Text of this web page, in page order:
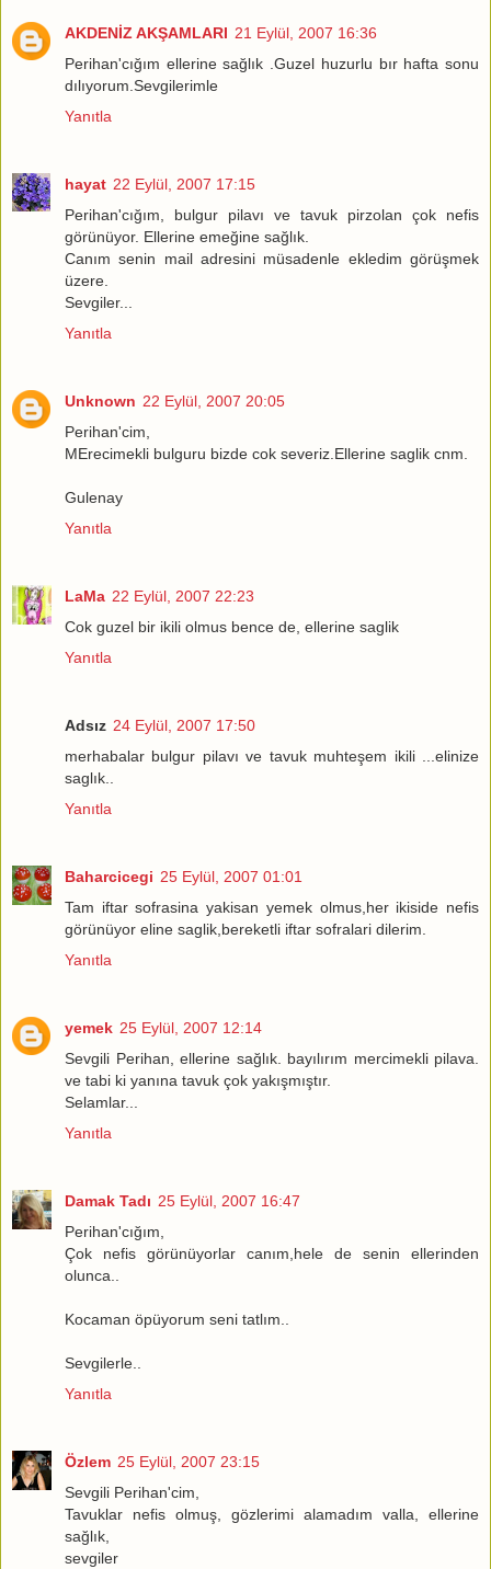
AKDENİZ AKŞAMLARI 21 Eylül, 2007 16:36
Perihan'cığım ellerine sağlık .Guzel huzurlu bır hafta sonu
dılıyorum.Sevgilerimle
Yanıtla
hayat 22 Eylül, 2007 17:15
Perihan'cığım, bulgur pilavı ve tavuk pirzolan çok nefis
görünüyor. Ellerine emeğine sağlık.
Canım senin mail adresini müsadenle ekledim görüşmek
üzere.
Sevgiler...
Yanıtla
Unknown 22 Eylül, 2007 20:05
Perihan'cim,
MErecimekli bulguru bizde cok severiz.Ellerine saglik cnm.
Gulenay
Yanıtla
LaMa 22 Eylül, 2007 22:23
Cok guzel bir ikili olmus bence de, ellerine saglik
Yanıtla
Adsız 24 Eylül, 2007 17:50
merhabalar bulgur pilavı ve tavuk muhteşem ikili ...elinize
saglık..
Yanıtla
Baharcicegi 25 Eylül, 2007 01:01
Tam iftar sofrasina yakisan yemek olmus,her ikiside nefis
görünüyor eline saglik,bereketli iftar sofralari dilerim.
Yanıtla
yemek 25 Eylül, 2007 12:14
Sevgili Perihan, ellerine sağlık. bayılırım mercimekli pilava.
ve tabi ki yanına tavuk çok yakışmıştır.
Selamlar...
Yanıtla
Damak Tadı 25 Eylül, 2007 16:47
Perihan'cığım,
Çok nefis görünüyorlar canım,hele de senin ellerinden
olunca..
Kocaman öpüyorum seni tatlım..
Sevgilerle..
Yanıtla
Özlem 25 Eylül, 2007 23:15
Sevgili Perihan'cim,
Tavuklar nefis olmuş, gözlerimi alamadım valla, ellerine
sağlık,
sevgiler